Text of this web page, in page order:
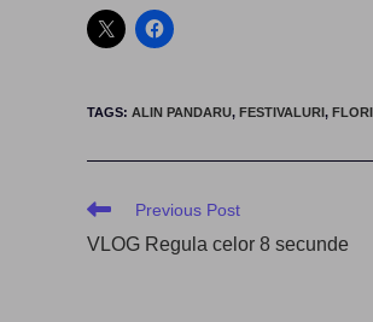
TAGS: ALIN PANDARU, FESTIVALURI ,
Read
articles
Previous Post
VLOG Regula celor 8 secunde